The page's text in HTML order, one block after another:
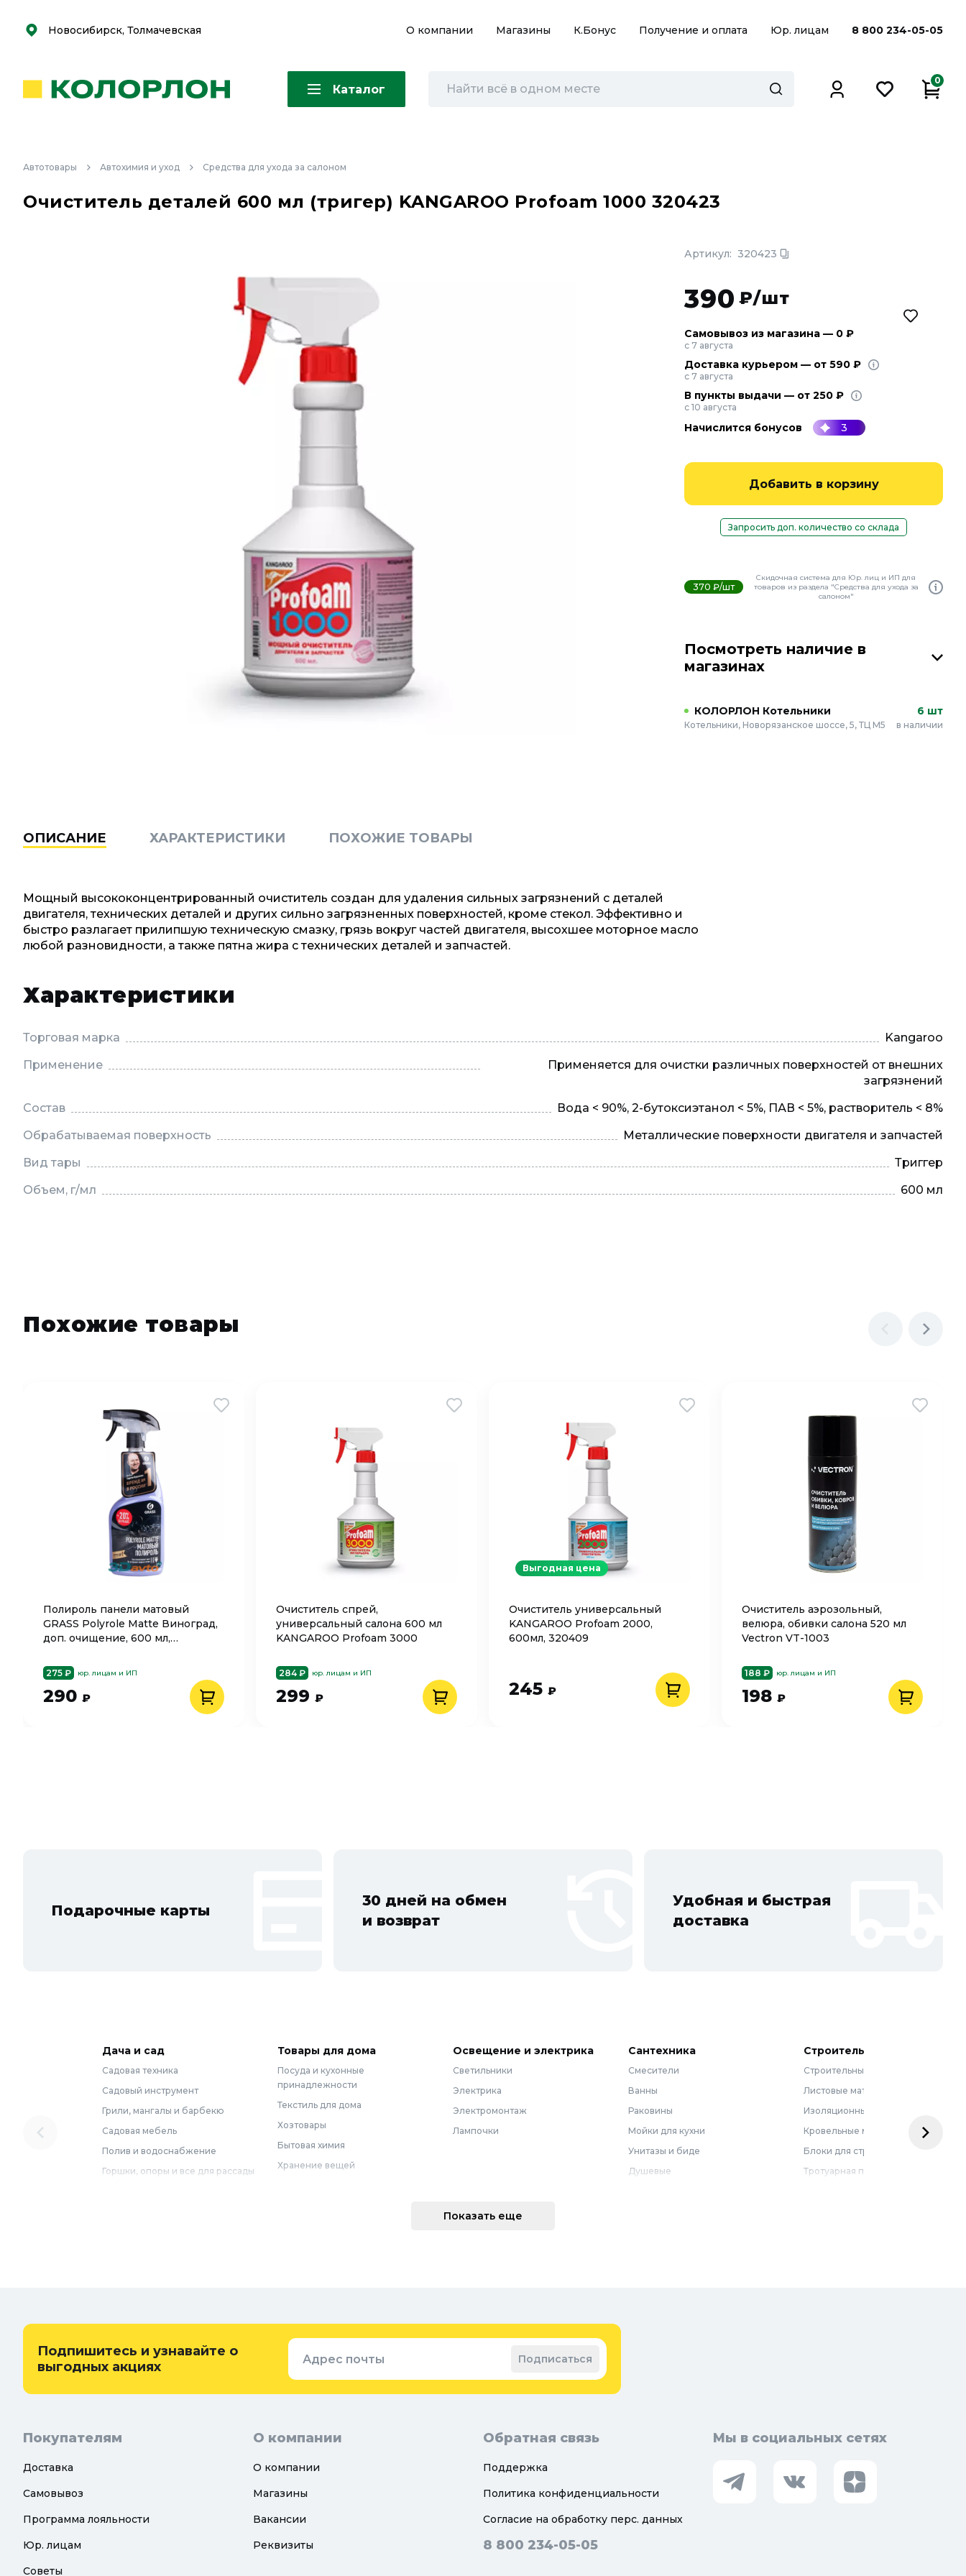
Скоро
Скоро
Новосибирск, Толмачевская О компании Магазины К.Бонус Получение и оплата Юр. лицам 8 800 234-05-05
Каталог
0
Автотовары Автохимия и уход Средства для ухода за салоном
Очиститель деталей 600 мл (тригер) KANGAROO Profoam 1000 320423
Артикул: 320423
390 ₽/шт
Самовывоз из магазина — 0 ₽
с 7 августа
Доставка курьером — от 590 ₽
с 7 августа
В пункты выдачи — от 250 ₽
с 10 августа
Начислится бонусов 3
Добавить в корзину
Запросить доп. количество со склада
370 ₽/шт
Скидочная система для Юр. лиц и ИП для
товаров из раздела "Средства для ухода за
салоном"
Посмотреть наличие в
магазинах
КОЛОРЛОН Котельники
Котельники, Новорязанское шоссе, 5, ТЦ М5
6 шт
в наличии
ОПИСАНИЕ ХАРАКТЕРИСТИКИ ПОХОЖИЕ ТОВАРЫ
Мощный высококонцентрированный очиститель создан для удаления сильных загрязнений с деталей
двигателя, технических деталей и других сильно загрязненных поверхностей, кроме стекол. Эффективно и
быстро разлагает прилипшую техническую смазку, грязь вокруг частей двигателя, высохшее моторное масло
любой разновидности, а также пятна жира с технических деталей и запчастей.
Характеристики
Торговая марка
Kangaroo
Применение
Применяется для очистки различных поверхностей от внешних
загрязнений
Состав
Вода < 90%, 2-бутоксиэтанол < 5%, ПАВ < 5%, растворитель < 8%
Обрабатываемая поверхность
Металлические поверхности двигателя и запчастей
Вид тары
Триггер
Объем, г/мл
600 мл
Похожие товары
Полироль панели матовый
GRASS Polyrole Matte Виноград,
доп. очищение, 600 мл,
275 ₽ юр. лицам и ИП
290 ₽
Очиститель спрей,
универсальный салона 600 мл
KANGAROO Profoam 3000
284 ₽ юр. лицам и ИП
299 ₽
Очиститель универсальный
KANGAROO Profoam 2000,
600мл, 320409
245 ₽
Выгодная цена
Очиститель аэрозольный,
велюра, обивки салона 520 мл
Vectron VT-1003
188 ₽ юр. лицам и ИП
198 ₽
Подарочные карты
30 дней на обмен
и возврат
Удобная и быстрая
доставка
Дача и сад
Садовая техника
Садовый инструмент
Грили, мангалы и барбекю
Садовая мебель
Полив и водоснабжение
Горшки, опоры и все для рассады
Теплицы, парники и укрывной
материал
Товары для дома
Посуда и кухонные
принадлежности
Текстиль для дома
Хозтовары
Бытовая химия
Хранение вещей
Придверные коврики
Освещение и электрика
Светильники
Электрика
Электромонтаж
Лампочки
Сантехника
Смесители
Ванны
Раковины
Мойки для кухни
Унитазы и биде
Душевые
Строительные материалы
Строительные смеси
Листовые материалы
Изоляционные материалы
Кровельные материалы
Блоки для строительства
Тротуарная плитка
Показать еще
Подпишитесь и узнавайте о
выгодных акциях
Адрес почты Подписаться
Покупателям
Доставка
Самовывоз
Программа лояльности
Юр. лицам
Советы
О компании
О компании
Магазины
Вакансии
Реквизиты
Обратная связь
Поддержка
Политика конфиденциальности
Согласие на обработку перс. данных
8 800 234-05-05
Мы в социальных сетях